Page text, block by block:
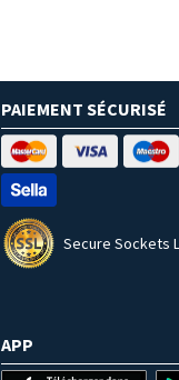
PAIEMENT SÉCURISÉ
Secure Sockets
APP